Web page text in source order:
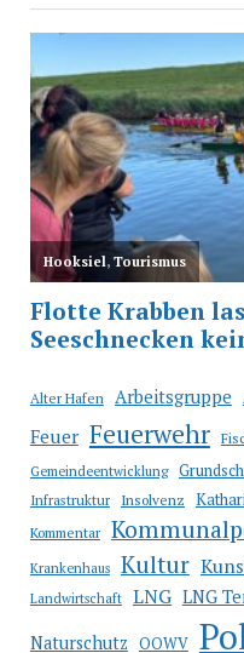
Alter Hafen Arbeitsgruppe
Feuer Feuerwehr
Gemeindeentwicklung
Infrastruktur Insolvenz
Kommentar
Krankenhaus Kultur
Landwirtschaft LNG LNG
Naturschutz OOWV